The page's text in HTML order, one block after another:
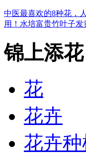
中医最喜欢的8种花，
用！ 水培富贵竹叶子发
锦上添花
花
花卉
花卉种